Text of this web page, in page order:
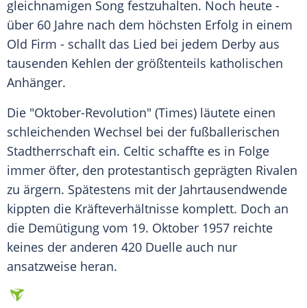
gleichnamigen Song festzuhalten. Noch heute -
über 60 Jahre nach dem höchsten Erfolg in einem
Old Firm - schallt das Lied bei jedem Derby aus
tausenden Kehlen der größtenteils katholischen
Anhänger.
Die "Oktober-Revolution" (Times) läutete einen
schleichenden Wechsel bei der fußballerischen
Stadtherrschaft ein. Celtic schaffte es in Folge
immer öfter, den protestantisch geprägten Rivalen
zu ärgern. Spätestens mit der Jahrtausendwende
kippten die Kräfteverhältnisse komplett. Doch an
die Demütigung vom 19. Oktober 1957 reichte
keines der anderen 420 Duelle auch nur
ansatzweise heran.